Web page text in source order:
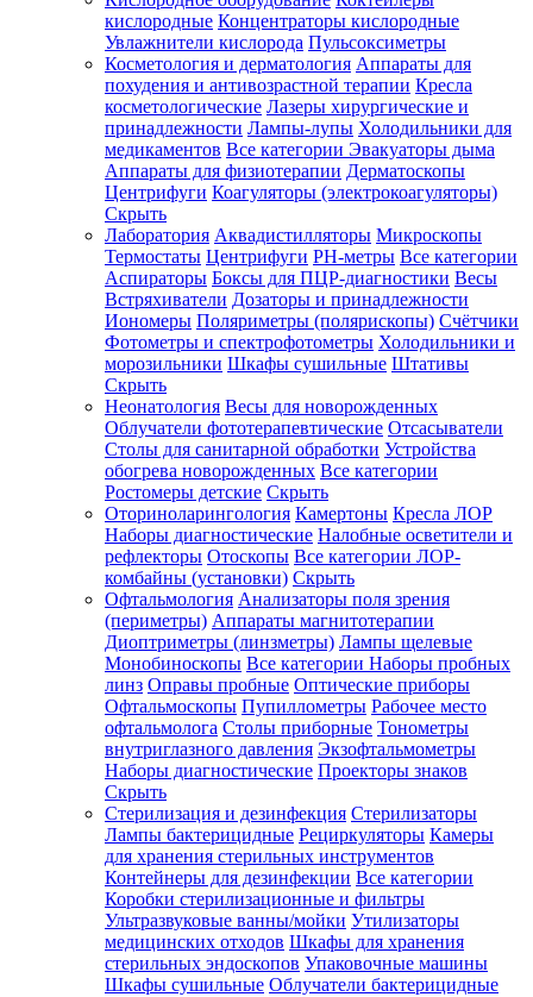
Зарегистрироваться
Зачем
регистрироваться?
Все
покупки
одном
месте
Личный
менеджер
Отслеживание
статуса
заказа
кислородные Концентраторы кислородные
Увлажнители кислорода Пульсоксиметры
Косметология и дерматология Аппараты для
похудения и антивозрастной терапии Кресла
косметологические Лазеры хирургические и
принадлежности Лампы-лупы Холодильники для
медикаментов Все категории Эвакуаторы дыма
Аппараты для физиотерапии Дерматоскопы
Центрифуги Коагуляторы (электрокоагуляторы)
Скрыть
Лаборатория Аквадистилляторы Микроскопы
Термостаты Центрифуги PH-метры Все категории
Аспираторы Боксы для ПЦР-диагностики Весы
Встряхиватели Дозаторы и принадлежности
Иономеры Поляриметры (полярископы) Счётчики
Фотометры и спектрофотометры Холодильники и
морозильники Шкафы сушильные Штативы
Скрыть
Неонатология Весы для новорожденных
Облучатели фототерапевтические Отсасыватели
Столы для санитарной обработки Устройства
обогрева новорожденных Все категории
Ростомеры детские Скрыть
Оториноларингология Камертоны Кресла ЛОР
Наборы диагностические Налобные осветители и
рефлекторы Отоскопы Все категории ЛОР-
комбайны (установки) Скрыть
Офтальмология Анализаторы поля зрения
(периметры) Аппараты магнитотерапии
Диоптриметры (линзметры) Лампы щелевые
Монобиноскопы Все категории Наборы пробных
линз Оправы пробные Оптические приборы
Офтальмоскопы Пупиллометры Рабочее место
офтальмолога Столы приборные Тонометры
внутриглазного давления Экзофтальмометры
Наборы диагностические Проекторы знаков
Скрыть
Стерилизация и дезинфекция Стерилизаторы
Лампы бактерицидные Рециркуляторы Камеры
для хранения стерильных инструментов
Контейнеры для дезинфекции Все категории
Коробки стерилизационные и фильтры
Ультразвуковые ванны/мойки Утилизаторы
медицинских отходов Шкафы для хранения
стерильных эндоскопов Упаковочные машины
Шкафы сушильные Облучатели бактерицидные